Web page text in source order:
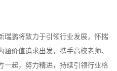
瑞鹏将致力于引领行业发展，怀揣
价值追求出发，携手高校老师、
一起，努力精进，持续引领行业格